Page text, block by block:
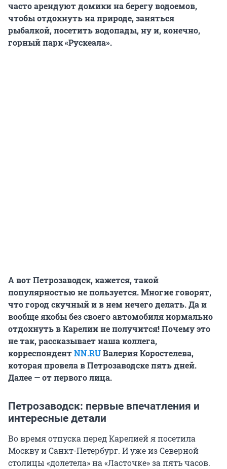
часто арендуют домики на берегу водоемов,
чтобы отдохнуть на природе, заняться
рыбалкой, посетить водопады, ну и, конечно,
горный парк «Рускеала».
А вот Петрозаводск, кажется, такой
популярностью не пользуется. Многие говорят,
что город скучный и в нем нечего делать. Да и
вообще якобы без своего автомобиля нормально
отдохнуть в Карелии не получится! Почему это
не так, рассказывает наша коллега,
корреспондентNN.RUВалерия Коростелева,
которая провела в Петрозаводске пять дней.
Далее — от первого лица.
Петрозаводск: первые впечатления и
интересные детали
Во время отпуска перед Карелией я посетила
Москву и Санкт-Петербург. И уже из Северной
столицы «долетела» на «Ласточке» за пять часов.